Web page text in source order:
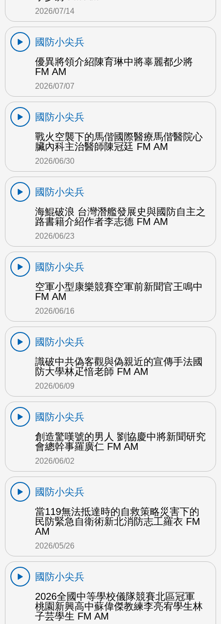
2026/07/14
國防小尖兵
優異將領介紹陳育琳中將辜麗都少將
FM AM
2026/07/07
國防小尖兵
戰火空襲下的馬偕國際醫療馬偕醫院心
臟內科主治醫師陳冠廷 FM AM
2026/06/30
國防小尖兵
海鯤破浪 台灣潛艦發展史與國防自主之
路書籍介紹作者李志德 FM AM
2026/06/23
國防小尖兵
空軍小型康樂競賽空軍前新聞官王鳴中
FM AM
2026/06/16
國防小尖兵
識破中共偽客觀與偽親近的宣傳手法國
防大學林疋愔老師 FM AM
2026/06/09
國防小尖兵
創造驚嘆號的男人 劉協慶中將新聞研究
會總幹事羅廣仁 FM AM
2026/06/02
國防小尖兵
當119無法抵達時的自救策略災害下的
民防緊急自衛術新北消防志工羅衣 FM
AM
2026/05/26
國防小尖兵
2026全國中等學校儀隊競賽北區冠軍
桃園新興高中蘇偉傑教練李亮宥學生林
子芸學生 FM AM